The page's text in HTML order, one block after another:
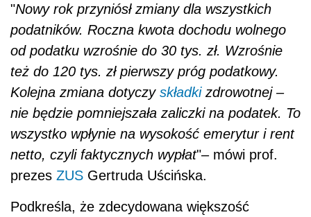
"Nowy rok przyniósł zmiany dla wszystkich
podatników. Roczna kwota dochodu wolnego
od podatku wzrośnie do 30 tys. zł. Wzrośnie
też do 120 tys. zł pierwszy próg podatkowy.
Kolejna zmiana dotyczy składkizdrowotnej –
nie będzie pomniejszała zaliczki na podatek. To
wszystko wpłynie na wysokość emerytur i rent
netto, czyli faktycznych wypłat"– mówi prof.
prezes ZUS Gertruda Uścińska.
Podkreśla, że zdecydowana większość